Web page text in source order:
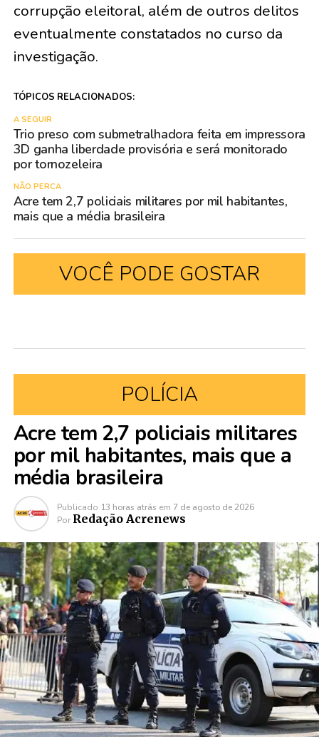
corrupção eleitoral, além de outros delitos
eventualmente constatados no curso da
investigação.
TÓPICOS RELACIONADOS:
A SEGUIR
Trio preso com submetralhadora feita em impressora
3D ganha liberdade provisória e será monitorado
por tornozeleira
NÃO PERCA
Acre tem 2,7 policiais militares por mil habitantes,
mais que a média brasileira
VOCÊ PODE GOSTAR
POLÍCIA
Acre tem 2,7 policiais militares
por mil habitantes, mais que a
média brasileira
Publicado 13 horas atrás em 7 de agosto de 2026
Por Redação Acrenews